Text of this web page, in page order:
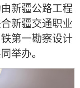
由新疆公路工程
新疆交通职业
第一勘察设计
举办。